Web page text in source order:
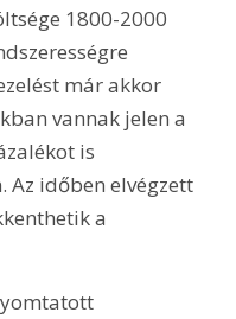
1800-2000
már akkor
vannak jelen a
is
Az időben elvégzett
a